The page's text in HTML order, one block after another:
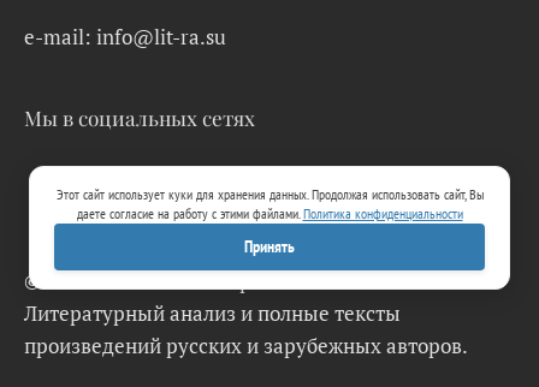
e-mail: info@lit-ra.su
Мы в социальных сетях
© 2026 Lit-Ra.su. Электронная библиотека.
Литературный анализ и полные тексты
произведений русских и зарубежных авторов.
Этот сайт использует куки для хранения данных. Продолжая использовать сайт, Вы
даете согласие на работу с этими файлами.Политика конфиденциальности
Принять